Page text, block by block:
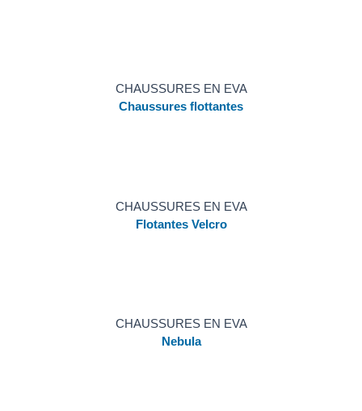
CHAUSSURES EN EVA
Chaussures flottantes
CHAUSSURES EN EVA
Flotantes Velcro
CHAUSSURES EN EVA
Nebula